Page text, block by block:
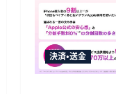
決済・送金